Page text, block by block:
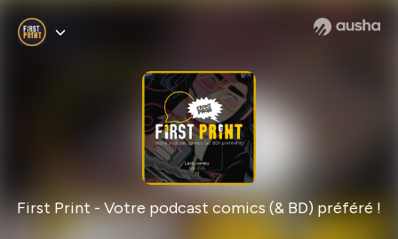
First Print - Votre podcast comics (& BD) préféré !